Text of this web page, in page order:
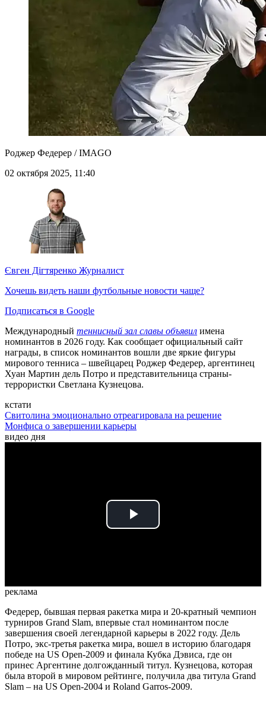
Роджер Федерер / IMAGO
02 октября 2025, 11:40
Євген Дігтяренко Журналист
Хочешь видеть наши футбольные новости чаще?
Подписаться в Google
Международный теннисный зал славы объявил имена
номинантов в 2026 году. Как сообщает официальный сайт
награды, в список номинантов вошли две яркие фигуры
мирового тенниса – швейцарец Роджер Федерер, аргентинец
Хуан Мартин дель Потро и представительница страны-
террористки Светлана Кузнецова.
кстати
Свитолина эмоционально отреагировала на решение
Монфиса о завершении карьеры
видео дня
Play
реклама
Федерер, бывшая первая ракетка мира и 20-кратный чемпион
турниров Grand Slam, впервые стал номинантом после
завершения своей легендарной карьеры в 2022 году. Дель
Потро, экс-третья ракетка мира, вошел в историю благодаря
победе на US Open-2009 и финала Кубка Дэвиса, где он
принес Аргентине долгожданный титул. Кузнецова, которая
была второй в мировом рейтинге, получила два титула Grand
Slam – на US Open-2004 и Roland Garros-2009.